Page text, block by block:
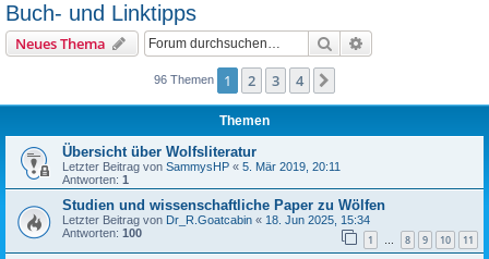
Buch- und Linktipps
Neues Thema Suche
96 Themen 1 2 3 4
Themen
Übersicht über Wolfsliteratur
Letzter Beitrag von SammysHP « 5. Mär 2019, 20:11
Antworten: 1
Studien und wissenschaftliche Paper zu Wölfen
Letzter Beitrag von Dr_R.Goatcabin « 18. Jun 2025, 15:34
Antworten: 100 1 … 8 9 10 11